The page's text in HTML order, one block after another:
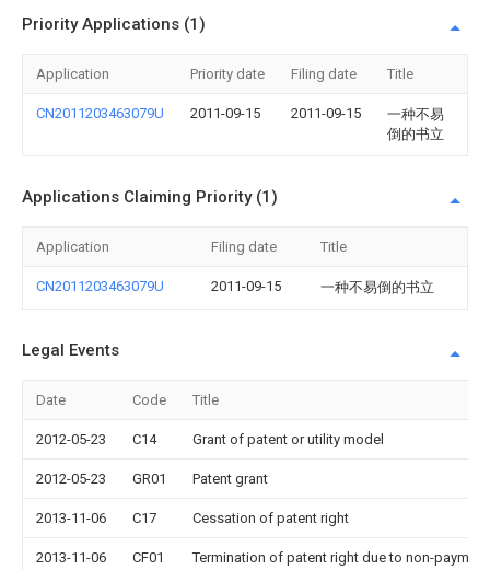
Priority Applications (1)
Application Priority date Filing date Title
CN2011203463079U 2011-09-15 2011-09-15
一种不易
倒的书立
Applications Claiming Priority (1)
Application Filing date Title
CN2011203463079U 2011-09-15 一种不易倒的书立
Legal Events
Date Code Title
2012-05-23 C14 Grant of patent or utility model
2012-05-23 GR01 Patent grant
2013-11-06 C17 Cessation of patent right
2013-11-06 CF01 Termination of patent right due to non-